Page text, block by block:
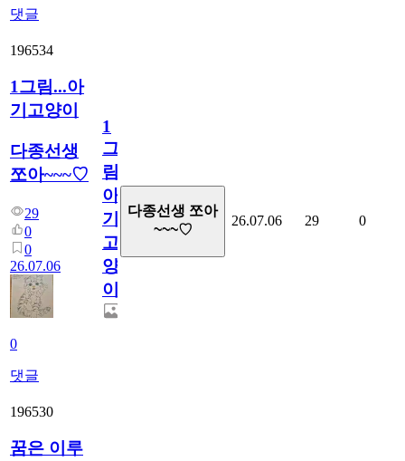
댓글
196534
1그림...아
기고양이
다종선생
쪼아~~~♡
29
0
0
26.07.06
0
댓글
1
그
림...
아
기
고
양
이
다종선생 쪼아
~~~♡
26.07.06 29 0
196530
꿈은 이루